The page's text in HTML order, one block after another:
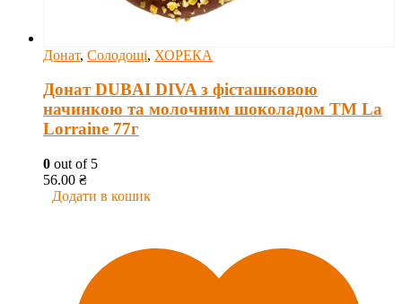
Донат, Солодощі, ХОРЕКА
Донат DUBAI DIVA з фісташковою
начинкою та молочним шоколадом ТМ La
Lorraine 77г
0 out of 5
56.00 ₴
Додати в кошик